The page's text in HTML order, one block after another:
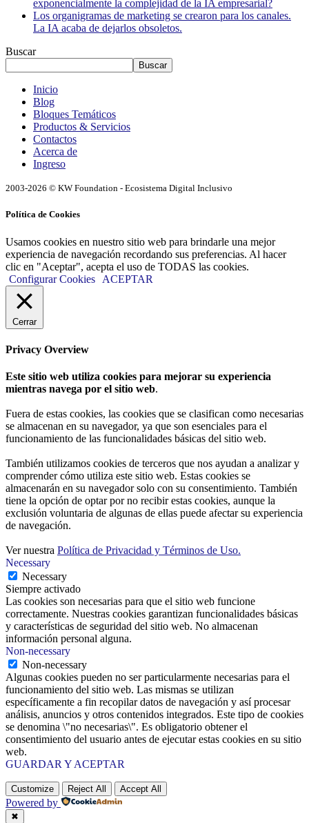
exponencialmente la complejidad de la IA empresarial?
Los organigramas de marketing se crearon para los canales.
La IA acaba de dejarlos obsoletos.
Buscar
Buscar
Inicio
Blog
Bloques Temáticos
Productos & Servicios
Contactos
Acerca de
Ingreso
2003-2026 © KW Foundation - Ecosistema Digital Inclusivo
Política de Cookies
Usamos cookies en nuestro sitio web para brindarle una mejor
experiencia de navegación recordando sus preferencias. Al hacer
clic en "Aceptar", acepta el uso de TODAS las cookies.
Configurar Cookies
ACEPTAR
Cerrar
Privacy Overview
Este sitio web utiliza cookies para mejorar su experiencia
mientras navega por el sitio web.
Fuera de estas cookies, las cookies que se clasifican como necesarias
se almacenan en su navegador, ya que son esenciales para el
funcionamiento de las funcionalidades básicas del sitio web.
También utilizamos cookies de terceros que nos ayudan a analizar y
comprender cómo utiliza este sitio web. Estas cookies se
almacenarán en su navegador solo con su consentimiento. También
tiene la opción de optar por no recibir estas cookies, aunque la
exclusión voluntaria de algunas de ellas puede afectar su experiencia
de navegación.
Ver nuestra Política de Privacidad y Términos de Uso.
Necessary
Necessary
Siempre activado
Las cookies son necesarias para que el sitio web funcione
correctamente. Nuestras cookies garantizan funcionalidades básicas
y características de seguridad del sitio web. No almacenan
información personal alguna.
Non-necessary
Non-necessary
Algunas cookies pueden no ser particularmente necesarias para el
funcionamiento del sitio web. Las mismas se utilizan
específicamente a fin recopilar datos de navegación y así procesar
análisis, anuncios y otros contenidos integrados. Este tipo de cookies
se denomina \"no necesarias\". Es obligatorio obtener el
consentimiento del usuario antes de ejecutar estas cookies en su sitio
web.
GUARDAR Y ACEPTAR
Customize Reject All Accept All
Powered by
✖